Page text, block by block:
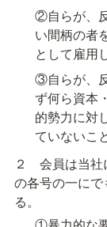
②自らが、
い間柄の者
として雇用
③自らが、
ず何ら資本
的勢力に対
ていないこ
２　会員は当
の各号の一に
る。